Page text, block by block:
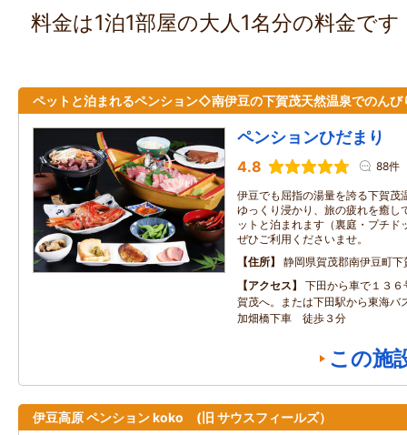
料金は1泊1部屋の大人1名分の料金で
ペットと泊まれるペンション◇南伊豆の下賀茂天然温泉でのんび
ペンションひだまり
4.8 88件
伊豆でも屈指の湯量を誇る下賀茂
ゆっくり浸かり、旅の疲れを癒し
ットと泊まれます（裏庭・プチド
ぜひご利用くださいませ。
住所
静岡県賀茂郡南伊豆町下
アクセス
下田から車で１３
賀茂へ。または下田駅から東海
加畑橋下車 徒歩３分
この施
伊豆高原 ペンション koko (旧 サウスフィールズ）